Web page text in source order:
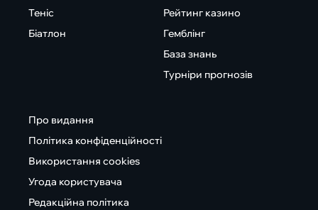
Теніс
Біатлон
Рейтинг казино
Гемблінг
База знань
Турніри прогнозів
Про видання
Політика конфіденційності
Використання cookies
Угода користувача
Редакційна політика